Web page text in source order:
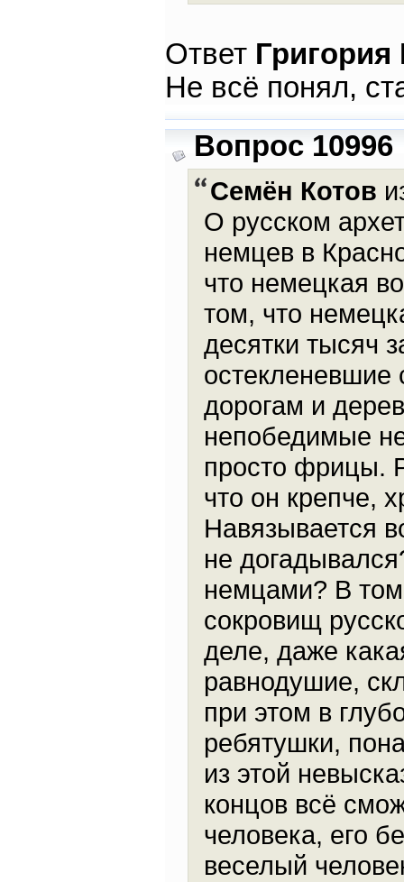
Ответ
Не всё понял,
Вопрос 10996
Семён Котов
О русском
немцев в
что немецкая
том, что
десятки тысяч
остекленевшие
дорогам и
непобедимые
просто фрицы.
что он крепче,
Навязывается
не
немцами? В
сокровищ
деле, даже
равнодушие,
при этом в
ребятушки,
из этой
концов всё
человека, его
веселый